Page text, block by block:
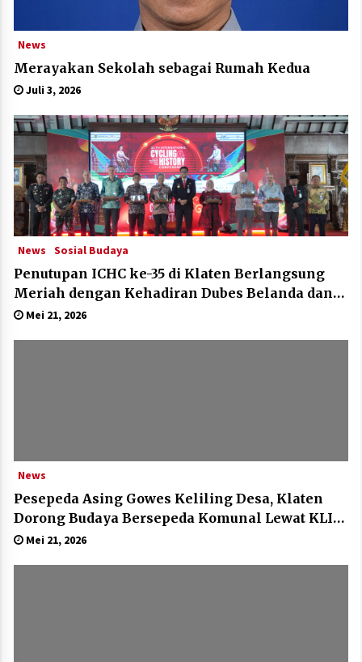
News
Merayakan Sekolah sebagai Rumah Kedua
Juli 3, 2026
News Sosial Budaya
Penutupan ICHC ke-35 di Klaten Berlangsung
Meriah dengan Kehadiran Dubes Belanda dan
Jerman
Mei 21, 2026
News
Pesepeda Asing Gowes Keliling Desa, Klaten
Dorong Budaya Bersepeda Komunal Lewat KLIC
Fest 2026
Mei 21, 2026